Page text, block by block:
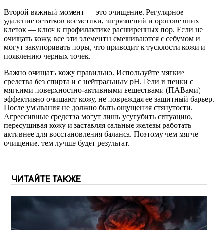
Второй важный момент — это очищение. Регулярное
удаление остатков косметики, загрязнений и ороговевших
клеток — ключ к профилактике расширенных пор. Если не
очищать кожу, все эти элементы смешиваются с себумом и
могут закупоривать поры, что приводит к тусклости кожи и
появлению черных точек.
Важно очищать кожу правильно. Используйте мягкие
средства без спирта и с нейтральным pH. Гели и пенки с
мягкими поверхностно-активными веществами (ПАВами)
эффективно очищают кожу, не повреждая ее защитный барьер.
После умывания не должно быть ощущения стянутости.
Агрессивные средства могут лишь усугубить ситуацию,
пересушивая кожу и заставляя сальные железы работать
активнее для восстановления баланса. Поэтому чем мягче
очищение, тем лучше будет результат.
ЧИТАЙТЕ ТАКЖЕ